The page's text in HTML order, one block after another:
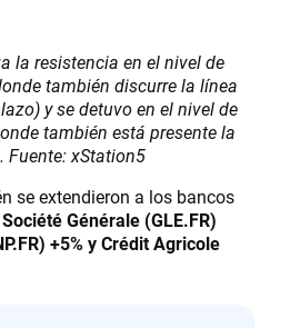
la resistencia en el nivel de
también discurre la línea
y se detuvo en el nivel de
también está presente la
Fuente: xStation5
se extendieron a los bancos
Société Générale (GLE.FR)
+5% y Crédit Agricole